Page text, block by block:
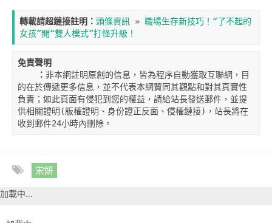
轉載請超鏈接註明： 頭條資訊 » 職場生存新技巧！“了不起的
女孩”開“雙人模式”打怪升級！
免責聲明
    ：
非本網註明原創的信息，皆為程序自動獲取互聯網，目
的在於傳遞更多信息，並不代表本網贊同其觀點和對其真實性
負責；如此頁面有侵犯到您的權益，請給站長發送郵件，並提
供相關證明(版權證明、身份證正反面、侵權鏈接)，站長將在
收到郵件24小時內刪除。
宋妍
加載中...